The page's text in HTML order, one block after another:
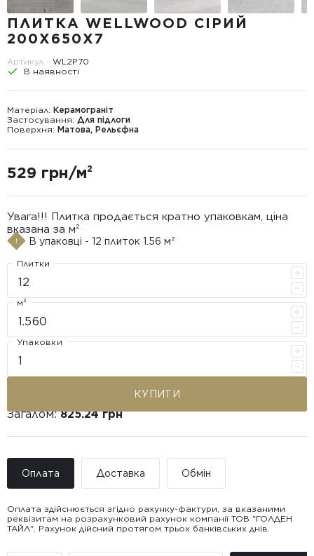
ПЛИТКА WELLWOOD СІРИЙ
200X650X7
Артикул - WL2P70
В наявності
Матеріал: Керамограніт
Застосування: Для підлоги
Поверхня: Матова, Рельєфна
529 грн/м²
Увага!!! Плитка продається кратно упаковкам, ціна
вказана за м²
В упаковці - 12 плиток 1.56 м²
Плитки
м²
Упаковки
КУПИТИ
Загалом:825.24 грн
Оплата Доставка Обмін
Оплата здійснюється згідно рахунку-фактури, за вказаними
реквізитам на розрахунковий рахунок компанії ТОВ "ГОЛДЕН
ТАЙЛ". Рахунок дійсний протягом трьох банківських днів.